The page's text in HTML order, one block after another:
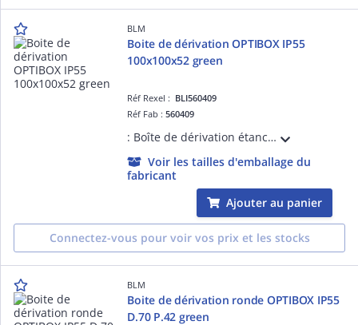
BLM
Boite de dérivation OPTIBOX IP55
100x100x52 green
Réf Rexel : BLI560409
Réf Fab :560409
: Boîte de dérivation étanche avec 9 entrées bi-injectées et repérage des ' de passage. Volume optimisé. Insertion directe des câbles. Accepte câbles et tubes de 4 à 25mm.
Voir les tailles d'emballage du
fabricant
Ajouter au panier
Connectez-vous pour voir vos prix et les stocks
BLM
Boite de dérivation ronde OPTIBOX IP55
D.70 P.42 green